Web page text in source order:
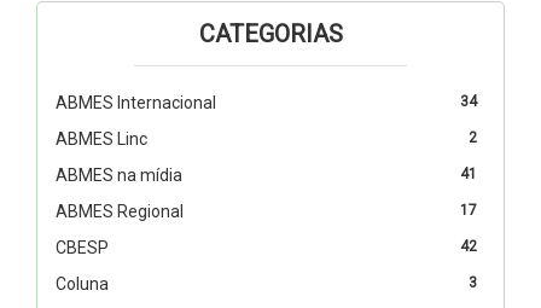
CATEGORIAS
34
ABMES Internacional
2
ABMES Linc
41
ABMES na mídia
17
ABMES Regional
42
CBESP
3
Coluna